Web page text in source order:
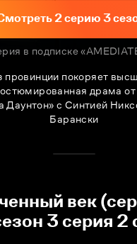
провинции покоряет
драма от
Даунтон» с Синтией
Барански
2 серию 3
в подписке
век
3 серия 2